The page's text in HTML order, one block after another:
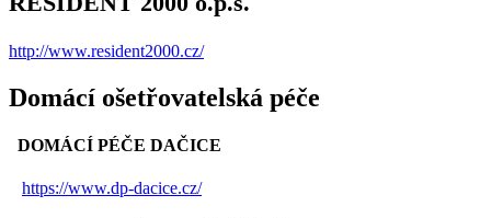
http://www.resident2000.cz/
Domácí ošetřovatelská péče
DOMÁCÍ PÉČE DAČICE
https://www.dp-dacice.cz/